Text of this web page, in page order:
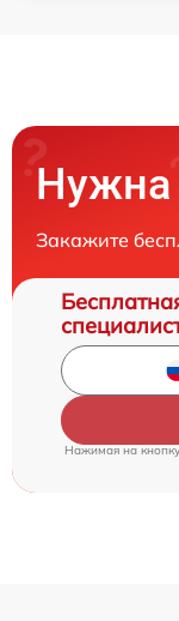
Нужна
Закажите
Нажимая на